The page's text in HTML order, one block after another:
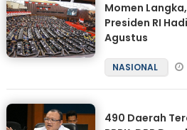
Momen
Presiden RI
Agustus
NASIONAL
490 Daerah